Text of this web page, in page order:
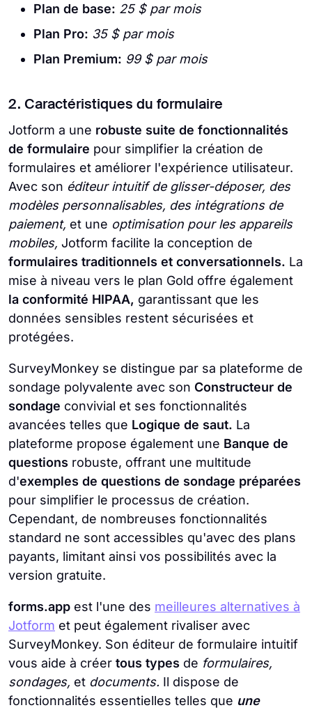
Plan de base: 25 $ par mois
Plan Pro: 35 $ par mois
Plan Premium: 99 $ par mois
2. Caractéristiques du formulaire
Jotform a une robuste suite de fonctionnalités
de formulaire pour simplifier la création de
formulaires et améliorer l'expérience utilisateur.
Avec son éditeur intuitif de glisser-déposer, des
modèles personnalisables, des intégrations de
paiement, et une optimisation pour les appareils
mobiles, Jotform facilite la conception de
formulaires traditionnels et conversationnels. La
mise à niveau vers le plan Gold offre également
la conformité HIPAA, garantissant que les
données sensibles restent sécurisées et
protégées.
SurveyMonkey se distingue par sa plateforme de
sondage polyvalente avec son Constructeur de
sondage convivial et ses fonctionnalités
avancées telles que Logique de saut. La
plateforme propose également une Banque de
questions robuste, offrant une multitude
d'exemples de questions de sondage préparées
pour simplifier le processus de création.
Cependant, de nombreuses fonctionnalités
standard ne sont accessibles qu'avec des plans
payants, limitant ainsi vos possibilités avec la
version gratuite.
forms.app est l'une des meilleures alternatives à
Jotform et peut également rivaliser avec
SurveyMonkey. Son éditeur de formulaire intuitif
vous aide à créer tous types de formulaires,
sondages, et documents. Il dispose de
fonctionnalités essentielles telles que une